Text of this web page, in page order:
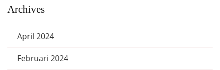
Archives
April 2024
Februari 2024